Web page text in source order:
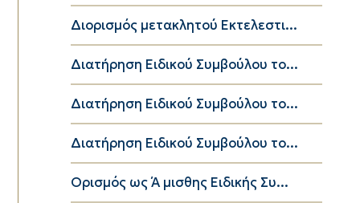
Διορισμός μετακλητού Εκτελεστι...
Διατήρηση Ειδικού Συμβούλου το...
Διατήρηση Ειδικού Συμβούλου το...
Διατήρηση Ειδικού Συμβούλου το...
Ορισμός ως Ά μισθης Ειδικής Συ...